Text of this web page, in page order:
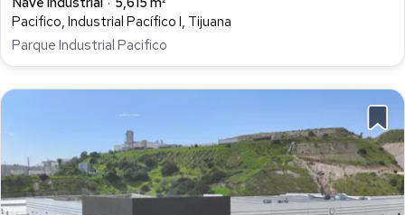
Pacifico, Industrial Pacífico I, Tijuana
Parque Industrial Pacifico